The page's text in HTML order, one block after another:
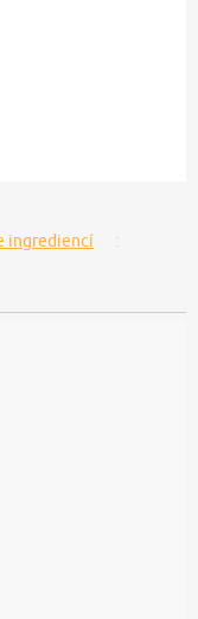
ingrediencí